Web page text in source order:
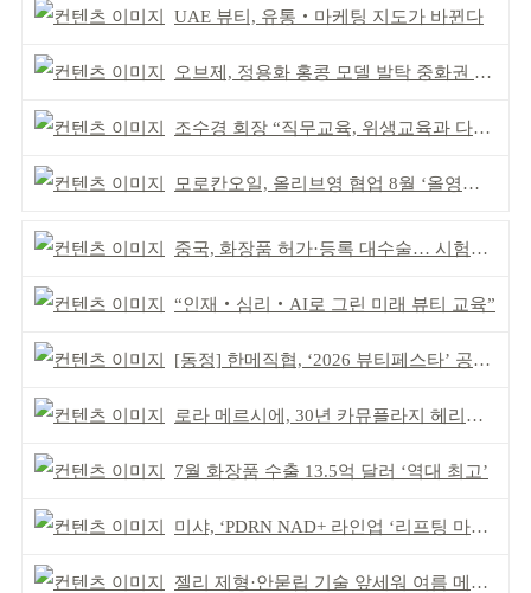
UAE 뷰티, 유통‧마케팅 지도가 바뀐다
오브제, 정용화 홍콩 모델 발탁 중화권 공략 강화
조수경 회장 “직무교육, 위생교육과 다르다”
모로칸오일, 올리브영 협업 8월 ‘올영픽’ 선정
중국, 화장품 허가·등록 대수술… 시험자료 공용 허용
“인재‧심리‧AI로 그린 미래 뷰티 교육”
[동정] 한메직협, ‘2026 뷰티페스타’ 공동 주최
로라 메르시에, 30년 카뮤플라지 헤리티지 담아
7월 화장품 수출 13.5억 달러 ‘역대 최고’
미샤, ‘PDRN NAD+ 라인업 ‘리프팅 마스크’ 출시
젤리 제형·안묻립 기술 앞세워 여름 메이크업 시장 공략